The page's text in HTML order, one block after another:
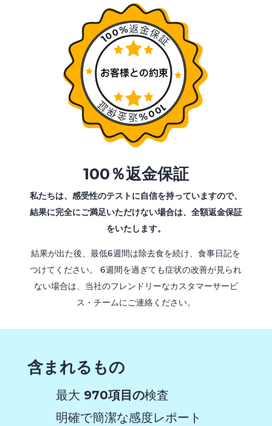
100％返金保証
私たちは、感受性のテストに自信を持っていますので、
結果に完全にご満足いただけない場合は、全額返金保証
をいたします。
結果が出た後、最低6週間は除去食を続け、食事日記を
つけてください。 6週間を過ぎても症状の改善が見られ
ない場合は、当社のフレンドリーなカスタマーサービ
ス・チームにご連絡ください。
含まれるもの
最大 970項目の検査
明確で簡潔な感度レポート